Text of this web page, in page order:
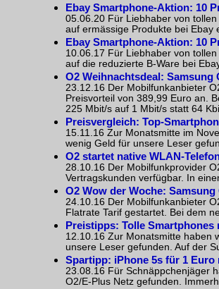
Ebay Smartphone-Aktion: 10
05.06.20 Für Liebhaber von
auf ermässige Produkte bei Ebay
Ebay Smartphone-Aktion: 10
10.06.17 Für Liebhaber von
auf die reduzierte B-Ware bei
O2 Weihnachtsdeal: Samsung
23.12.16 Der Mobilfunkanbieter
Preisvorteil von 389,99 Euro an.
225 Mbit/s auf 1 Mbit/s statt 64
Preisvergleich: Top-
15.11.16 Zur Monatsmitte im
wenig Geld für unsere Leser
O2 startet native WLAN-
28.10.16 Der Mobilfunkprovider
Vertragskunden verfügbar. In
O2 Wow der Woche:
24.10.16 Der Mobilfunkanbieter
Flatrate Tarif gestartet. Bei dem
Preistipps: Tolle
12.10.16 Zur Monatsmitte haben
unsere Leser gefunden. Auf der
Spartipp: iPhone 5s für 1 Euro
23.08.16 Für Schnäppchenjäger
O2/E-Plus Netz gefunden.